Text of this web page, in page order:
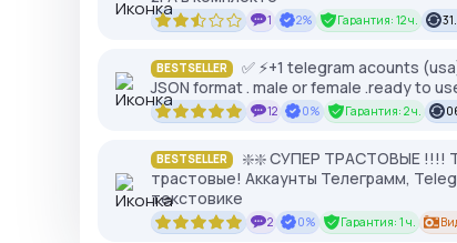
1 2% Гарантия: 12 ч.
BESTSELLER
✅ ⚡️+1 telegram acounts
JSON format . male or female .ready to
12 0% Гарантия: 2 ч.
BESTSELLER
❇️❇️ СУПЕР ТРАСТОВЫЕ !!!!
трастовые! Аккаунты Телеграмм,
текстовике
2 0% Гарантия: 1 ч.